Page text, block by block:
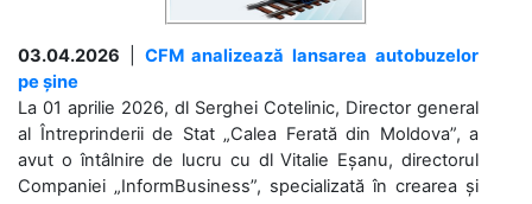
03.04.2026
CFM analizează lansarea autobuzelor
pe șine
La 01 aprilie 2026, dl Serghei Cotelinic, Director general
al Întreprinderii de Stat „Calea Ferată din Moldova”, a
avut o întâlnire de lucru cu dl Vitalie Eșanu, directorul
Companiei „InformBusiness”, specializată în crearea și